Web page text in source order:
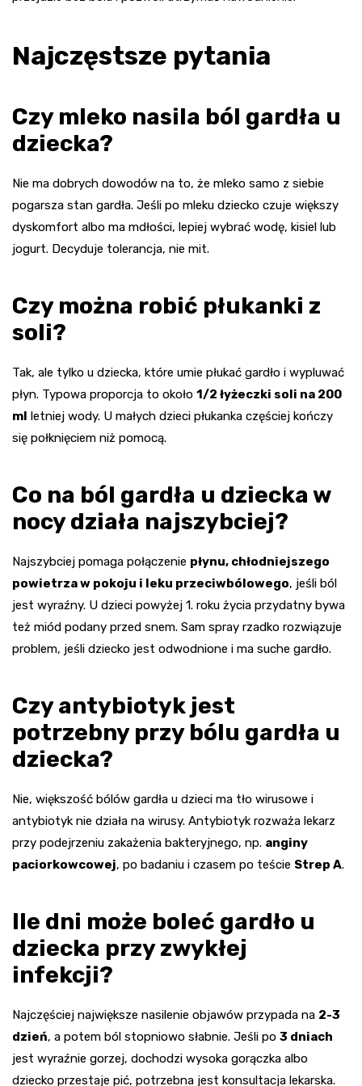
Najczęstsze pytania
Czy mleko nasila ból gardła u
dziecka?
Nie ma dobrych dowodów na to, że mleko samo z siebie
pogarsza stan gardła. Jeśli po mleku dziecko czuje większy
dyskomfort albo ma mdłości, lepiej wybrać wodę, kisiel lub
jogurt. Decyduje tolerancja, nie mit.
Czy można robić płukanki z
soli?
Tak, ale tylko u dziecka, które umie płukać gardło i wypluwać
płyn. Typowa proporcja to około 1/2 łyżeczki soli na 200
ml letniej wody. U małych dzieci płukanka częściej kończy
się połknięciem niż pomocą.
Co na ból gardła u dziecka w
nocy działa najszybciej?
Najszybciej pomaga połączenie płynu, chłodniejszego
powietrza w pokoju i leku przeciwbólowego, jeśli ból
jest wyraźny. U dzieci powyżej 1. roku życia przydatny bywa
też miód podany przed snem. Sam spray rzadko rozwiązuje
problem, jeśli dziecko jest odwodnione i ma suche gardło.
Czy antybiotyk jest
potrzebny przy bólu gardła u
dziecka?
Nie, większość bólów gardła u dzieci ma tło wirusowe i
antybiotyk nie działa na wirusy. Antybiotyk rozważa lekarz
przy podejrzeniu zakażenia bakteryjnego, np. anginy
paciorkowcowej, po badaniu i czasem po teście Strep A.
Ile dni może boleć gardło u
dziecka przy zwykłej
infekcji?
Najczęściej największe nasilenie objawów przypada na 2-3
dzień, a potem ból stopniowo słabnie. Jeśli po 3 dniach
jest wyraźnie gorzej, dochodzi wysoka gorączka albo
dziecko przestaje pić, potrzebna jest konsultacja lekarska.